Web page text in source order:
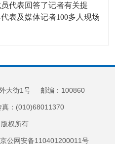
代表回答了记者有关提
表及媒体记者100多人现场
外大街1号 邮编：100860
：(010)68011370
权所有
网安备110401200011号